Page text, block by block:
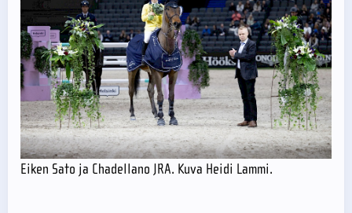
Eiken Sato ja Chadellano JRA. Kuva Heidi Lammi.